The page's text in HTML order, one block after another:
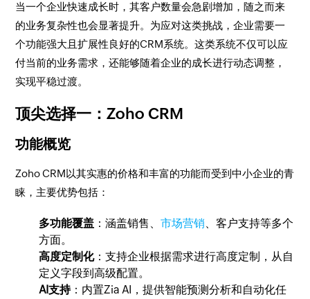
当一个企业快速成长时，其客户数量会急剧增加，随之而来
的业务复杂性也会显著提升。为应对这类挑战，企业需要一
个功能强大且扩展性良好的CRM系统。这类系统不仅可以应
付当前的业务需求，还能够随着企业的成长进行动态调整，
实现平稳过渡。
顶尖选择一：Zoho CRM
功能概览
Zoho CRM以其实惠的价格和丰富的功能而受到中小企业的青
睐，主要优势包括：
多功能覆盖 ：涵盖销售、市场营销、客户支持等多个
方面。
高度定制化：支持企业根据需求进行高度定制，从自
定义字段到高级配置。
AI支持：内置Zia AI，提供智能预测分析和自动化任